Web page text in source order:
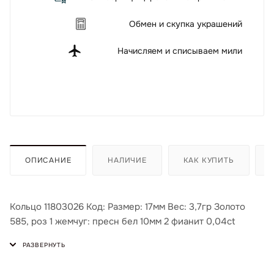
Обмен и скупка украшений
Начисляем и списываем мили
ОПИСАНИЕ НАЛИЧИЕ КАК КУПИТЬ
Кольцо 11803026 Код: Размер: 17мм Вес: 3,7гр Золото
585, роз 1 жемчуг: пресн бел 10мм 2 фианит 0,04ct